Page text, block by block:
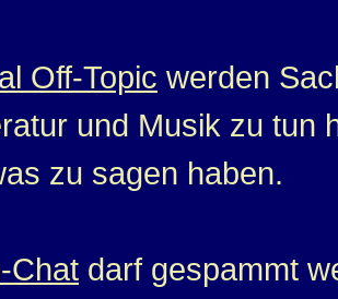
Off-Topic werden
und Musik zu tun
zu sagen haben.
Chat darf gespammt